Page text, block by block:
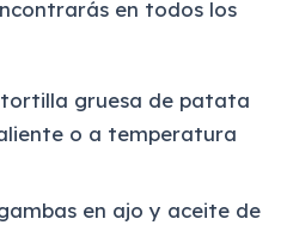
en todos los
tortilla gruesa de patata
o a temperatura
en ajo y aceite de